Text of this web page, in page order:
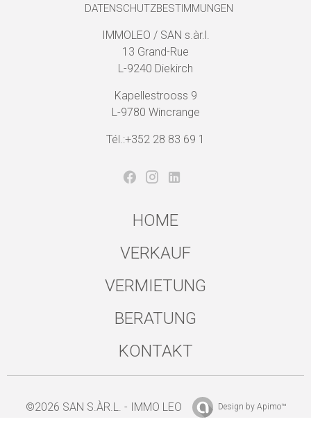
DATENSCHUTZBESTIMMUNGEN
IMMOLEO / SAN s.àr.l.
13 Grand-Rue
L-9240 Diekirch
Kapellestrooss 9
L-9780 Wincrange
Tél.:+352 28 83 69 1
HOME
VERKAUF
VERMIETUNG
BERATUNG
KONTAKT
©2026 SAN S.ÀR.L. - IMMO LEO Design by Apimo™